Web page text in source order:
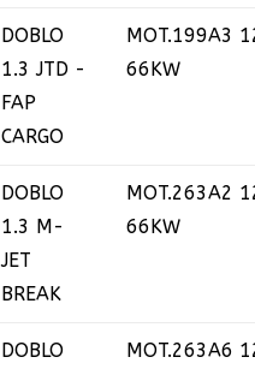
DOBLO
1.3 JTD -
FAP
CARGO
MOT.199A3
66KW
DOBLO
1.3 M-
JET
BREAK
MOT.263A2
66KW
DOBLO MOT.263A6